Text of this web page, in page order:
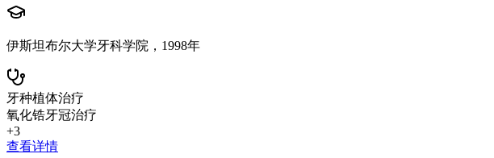
伊斯坦布尔大学牙科学院，1998年
牙种植体治疗
氧化锆牙冠治疗
+3
查看详情